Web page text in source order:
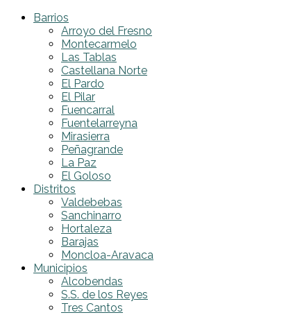
Barrios
Arroyo del Fresno
Montecarmelo
Las Tablas
Castellana Norte
El Pardo
El Pilar
Fuencarral
Fuentelarreyna
Mirasierra
Peñagrande
La Paz
El Goloso
Distritos
Valdebebas
Sanchinarro
Hortaleza
Barajas
Moncloa-Aravaca
Municipios
Alcobendas
S.S. de los Reyes
Tres Cantos